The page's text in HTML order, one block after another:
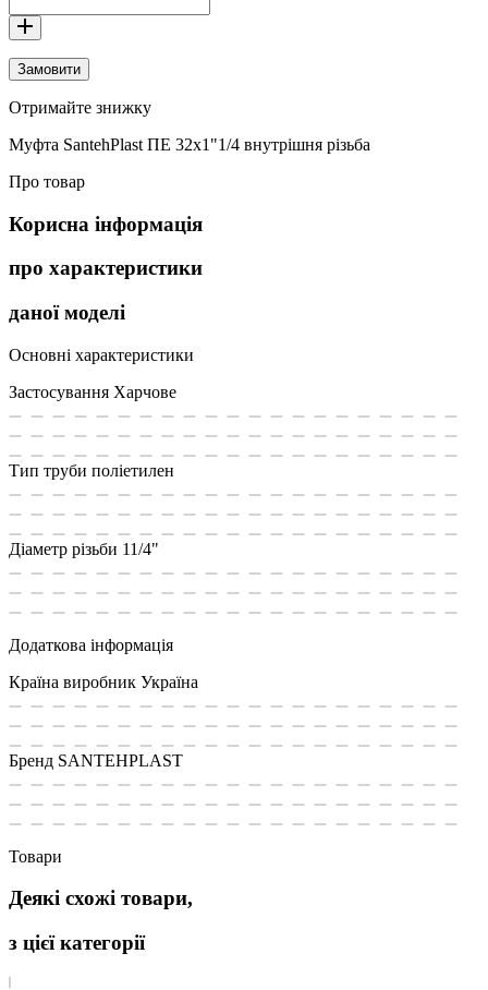
Замовити
Отримайте знижку
Муфта SantehPlast ПЕ 32х1"1/4 внутрішня різьба
Про товар
Корисна інформація
про характеристики
даної моделі
Основні характеристики
Застосування Харчове
Тип труби поліетилен
Діаметр різьби 11/4"
Додаткова інформація
Країна виробник Україна
Бренд SANTEHPLAST
Товари
Деякі схожі товари,
з цієї категорії